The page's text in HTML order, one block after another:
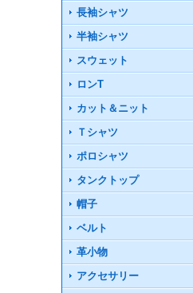
長袖シャツ
半袖シャツ
スウェット
ロンT
カット＆ニット
Ｔシャツ
ポロシャツ
タンクトップ
帽子
ベルト
革小物
アクセサリー